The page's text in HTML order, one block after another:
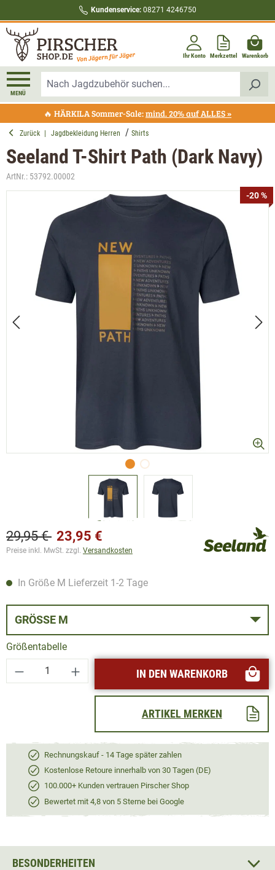
Kundenservice: 08271 4246750
Ihr Konto Merkzettel Warenkorb
MENÜ
🔥 HÄRKILA Sommer-Sale:mind. 20% auf ALLES »
Zurück Jagdbekleidung Herren Shirts
Seeland T-Shirt Path (Dark Navy)
ArtNr.: 53792.00002
Bildergalerie überspringen -20 %
29,95 € 23,95 €
Preise inkl. MwSt. zzgl. Versandkosten
In Größe M Lieferzeit 1-2 Tage
GRÖSSE M
Größentabelle
Produkt Anzahl: Gib den gewünschten
IN DEN WARENKORB
ARTIKEL MERKEN
Rechnungskauf - 14 Tage später zahlen
Kostenlose Retoure innerhalb von 30 Tagen (DE)
100.000+ Kunden vertrauen Pirscher Shop
Bewertet mit 4,8 von 5 Sterne bei Google
BESONDERHEITEN